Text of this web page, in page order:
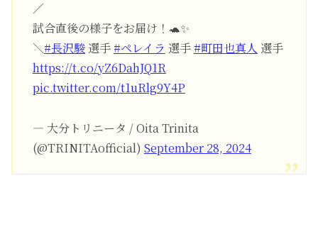
／
試合直後の様子をお届け！🐢✨
＼#長沢駿選手 #ペレイラ 選手 #町田也真人 選手
https://t.co/yZ6DahJQ1R
pic.twitter.com/t1uRlg9Y4P
— 大分トリニータ / Oita Trinita
(@TRINITAofficial) September 28, 2024